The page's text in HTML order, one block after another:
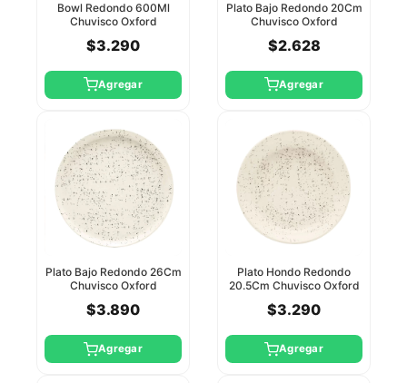
Bowl Redondo 600Ml
Chuvisco Oxford
$3.290
Agregar
Plato Bajo Redondo 20Cm
Chuvisco Oxford
$2.628
Agregar
Plato Bajo Redondo 26Cm
Chuvisco Oxford
$3.890
Agregar
Plato Hondo Redondo
20.5Cm Chuvisco Oxford
$3.290
Agregar